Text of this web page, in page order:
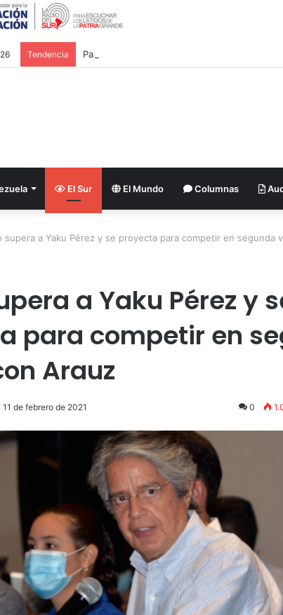
Tendencia Papa León XIV asistió al Encuentro de
El Sur El Mundo Columnas
supera a Yaku Pérez y se proyecta para competir en segunda
a Yaku Pérez y
para competir en
Arauz
11 de febrero de 2021 0